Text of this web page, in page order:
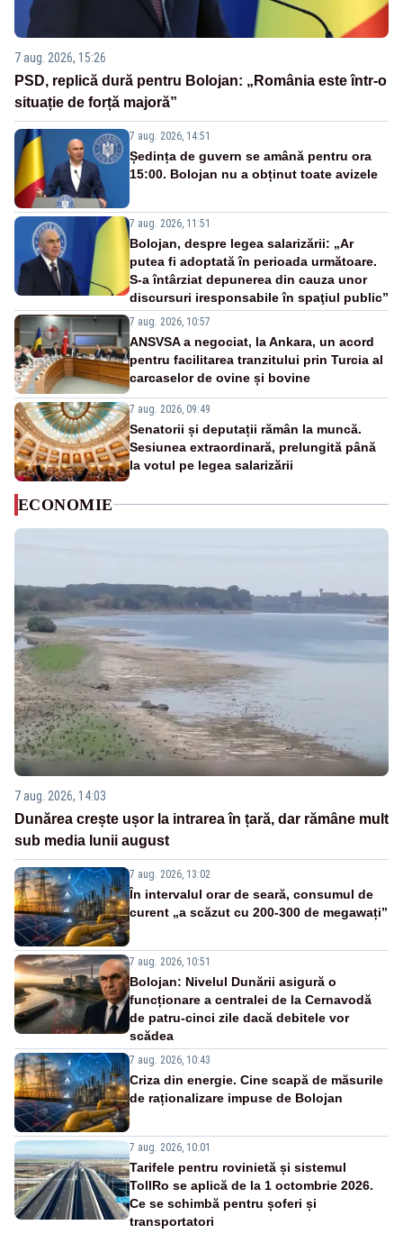
7 aug. 2026, 15:26
PSD, replică dură pentru Bolojan: „România este într-o
situație de forță majoră”
7 aug. 2026, 14:51
Ședința de guvern se amână pentru ora
15:00. Bolojan nu a obținut toate avizele
7 aug. 2026, 11:51
Bolojan, despre legea salarizării: „Ar
putea fi adoptată în perioada următoare.
S-a întârziat depunerea din cauza unor
discursuri iresponsabile în spaţiul public”
7 aug. 2026, 10:57
ANSVSA a negociat, la Ankara, un acord
pentru facilitarea tranzitului prin Turcia al
carcaselor de ovine și bovine
7 aug. 2026, 09:49
Senatorii și deputații rămân la muncă.
Sesiunea extraordinară, prelungită până
la votul pe legea salarizării
ECONOMIE
7 aug. 2026, 14:03
Dunărea crește ușor la intrarea în țară, dar rămâne mult
sub media lunii august
7 aug. 2026, 13:02
În intervalul orar de seară, consumul de
curent „a scăzut cu 200-300 de megawați”
7 aug. 2026, 10:51
Bolojan: Nivelul Dunării asigură o
funcționare a centralei de la Cernavodă
de patru-cinci zile dacă debitele vor
scădea
7 aug. 2026, 10:43
Criza din energie. Cine scapă de măsurile
de raționalizare impuse de Bolojan
7 aug. 2026, 10:01
Tarifele pentru rovinietă și sistemul
TollRo se aplică de la 1 octombrie 2026.
Ce se schimbă pentru șoferi și
transportatori